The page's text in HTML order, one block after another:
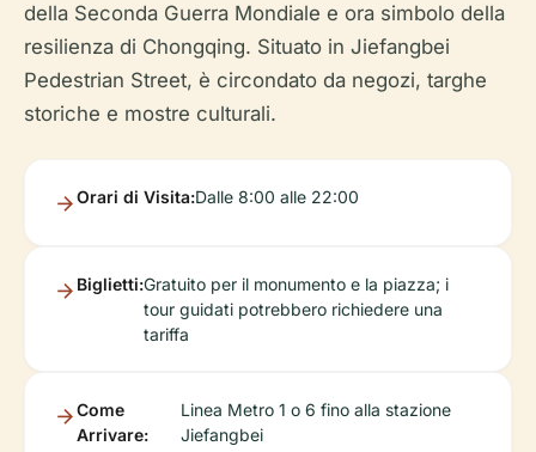
della Seconda Guerra Mondiale e ora simbolo della
resilienza di Chongqing. Situato in Jiefangbei
Pedestrian Street, è circondato da negozi, targhe
storiche e mostre culturali.
Orari di Visita:Dalle 8:00 alle 22:00
Biglietti:Gratuito per il monumento e la piazza; i
tour guidati potrebbero richiedere una
tariffa
Come
Arrivare:
Linea Metro 1 o 6 fino alla stazione
Jiefangbei